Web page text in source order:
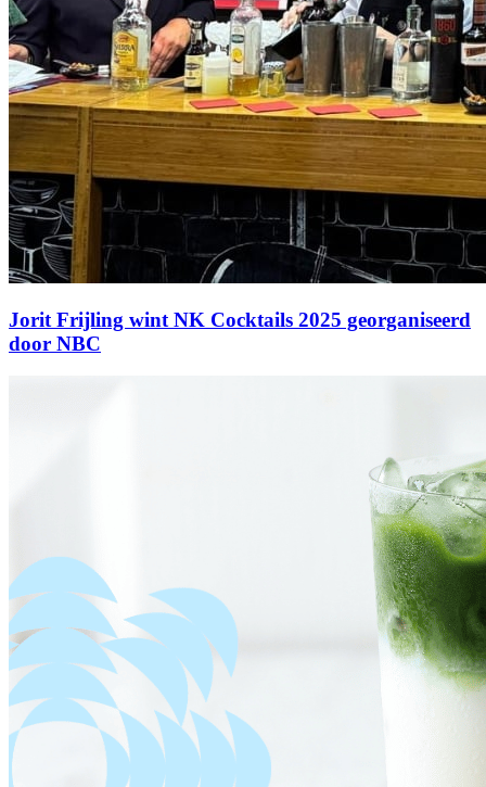
Jorit Frijling wint NK Cocktails 2025 georganiseerd
door NBC